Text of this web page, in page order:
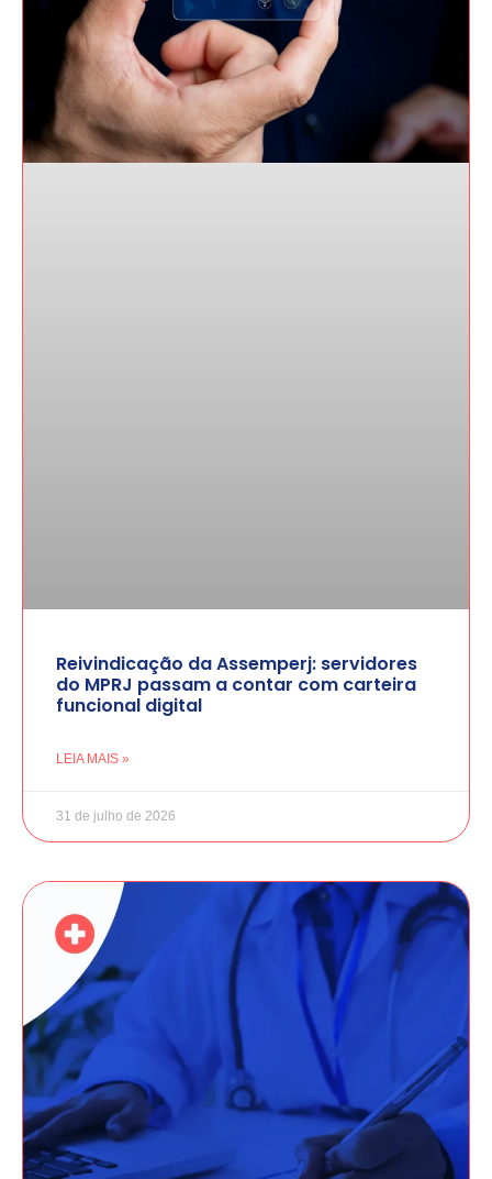
Reivindicação da Assemperj: servidores
do MPRJ passam a contar com carteira
funcional digital
LEIA MAIS »
31 de julho de 2026